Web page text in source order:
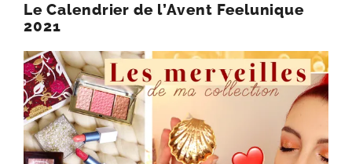
Le Calendrier de l’Avent Feelunique
2021